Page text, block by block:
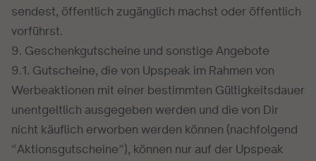
sendest, öffentlich zugänglich machst oder öffentlich
vorführst.
9. Geschenkgutscheine und sonstige Angebote
9.1. Gutscheine, die von Upspeak im Rahmen von
Werbeaktionen mit einer bestimmten Gültigkeitsdauer
unentgeltlich ausgegeben werden und die von Dir
nicht käuflich erworben werden können (nachfolgend
“Aktionsgutscheine”), können nur auf der Upspeak